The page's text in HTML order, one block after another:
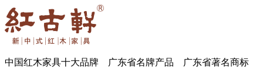
中国红木家具十大品牌 广东省名牌产品 广东省著名商标